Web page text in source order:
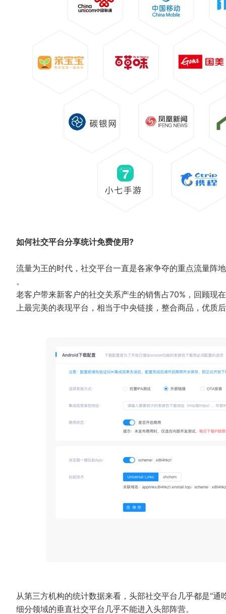
如何社交平台分享统计免费使用?
流量为王的时代，社交平台一直是各家争夺的重点流量阵
。
老客户带来新客户的社交关系产生的销售占70%，回顾现
上最完美的表现平台，相当于中央链接，整合商品，优质
从第三方机构的统计数据来看，头部社交平台几乎都是“
细分领域的垂直社交平台几乎不能进入头部阵营。